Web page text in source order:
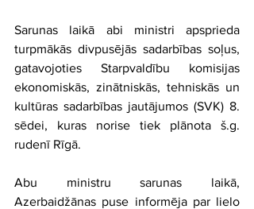
Sarunas laikā abi ministri apsprieda
turpmākās divpusējās sadarbības soļus,
gatavojoties Starpvaldību komisijas
ekonomiskās, zinātniskās, tehniskās un
kultūras sadarbības jautājumos (SVK) 8.
sēdei, kuras norise tiek plānota š.g.
rudenī Rīgā.
Abu ministru sarunas laikā,
Azerbaidžānas puse informēja par lielo